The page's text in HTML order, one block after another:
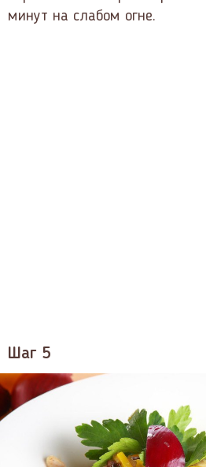
минут на слабом огне.
Шаг 5